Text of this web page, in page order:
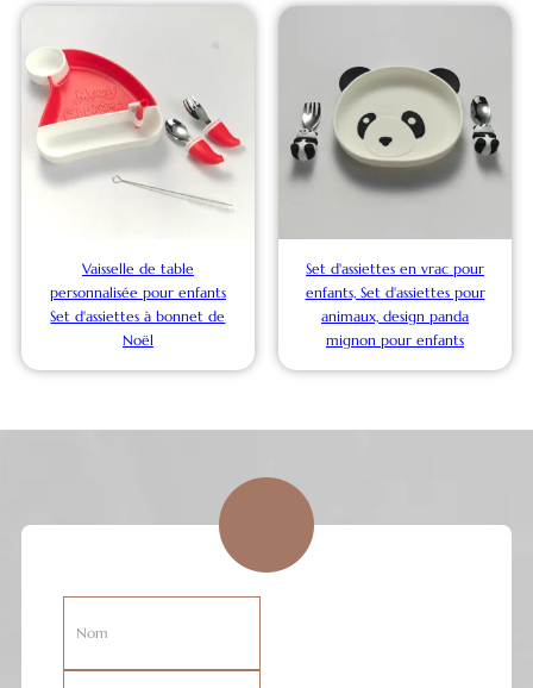
Vaisselle de table
personnalisée pour enfants
Set d'assiettes à bonnet de
Noël
Set d'assiettes en vrac pour
enfants, Set d'assiettes pour
animaux, design panda
mignon pour enfants